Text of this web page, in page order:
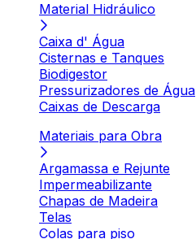
Material Hidráulico
Caixa d' Água
Cisternas e Tanques
Biodigestor
Pressurizadores de Água
Caixas de Descarga
Materiais para Obra
Argamassa e Rejunte
Impermeabilizante
Chapas de Madeira
Telas
Colas para piso